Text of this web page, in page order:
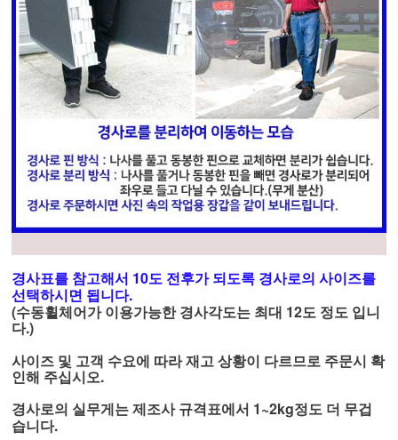
경사표를 참고해서 10도 전후가 되도록 경사로의 사이즈를
선택하시면 됩니다.
(수동휠체어가 이용가능한 경사각도는 최대 12도 정도 입니
다.)
사이즈 및 고객 수요에 따라 재고 상황이 다르므로 주문시 확
인해 주십시오.
경사로의 실무게는 제조사 규격표에서 1~2kg정도 더 무겁
습니다.